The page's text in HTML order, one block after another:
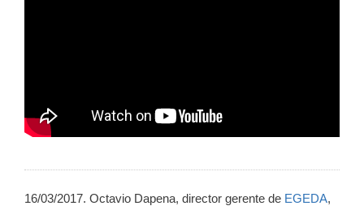
16/03/2017. Octavio Dapena, director gerente de EGEDA,